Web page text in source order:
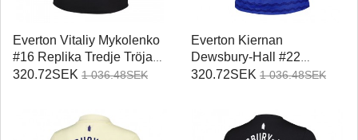
Everton Vitaliy Mykolenko
#16 Replika Tredje Tröja
Damer 2025-26 Kortärmad
320.72SEK 1 036.48SEK
Everton Kiernan
Dewsbury-Hall #22
Replika Hemmatröja
320.72SEK 1 036.48SEK